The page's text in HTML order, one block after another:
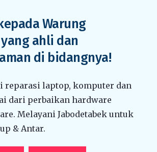
Warung
ahli dan
di bidangnya!
reparasi laptop, komputer dan
dari perbaikan hardware
Melayani Jabodetabek untuk
& Antar.